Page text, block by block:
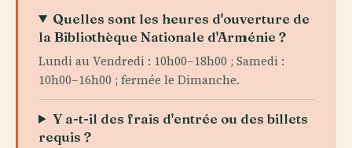
Quelles sont les heures d'ouverture de
la Bibliothèque Nationale d'Arménie ?
Lundi au Vendredi : 10h00–18h00 ; Samedi :
10h00–16h00 ; fermée le Dimanche.
Y a-t-il des frais d'entrée ou des billets
requis ?